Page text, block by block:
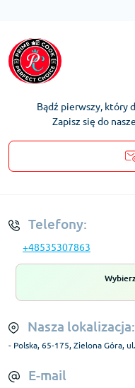
Bądź pierwszy, który
Zapisz się do
Telefony:
+48535307863
Nasza lokalizacja:
- Polska, 65-175, Zielona Góra,
E-mail